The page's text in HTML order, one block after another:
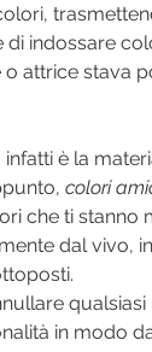
indossare
attrice stava
infatti è la
colori
che ti stanno
dal vivo,
qualsiasi
in modo